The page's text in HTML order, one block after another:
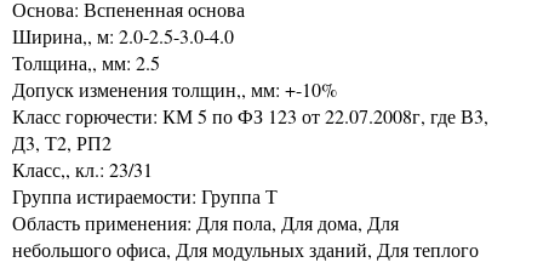
Основа: Вспененная основа
Ширина,, м: 2.0-2.5-3.0-4.0
Толщина,, мм: 2.5
Допуск изменения толщин,, мм: +-10%
Класс горючести: КМ 5 по ФЗ 123 от 22.07.2008г, где В3,
Д3, Т2, РП2
Класс,, кл.: 23/31
Группа истираемости: Группа Т
Область применения: Для пола, Для дома, Для
небольшого офиса, Для модульных зданий, Для теплого